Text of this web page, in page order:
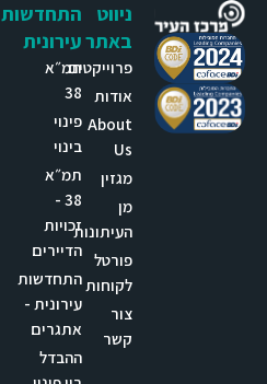
ניווט
באתר
פרוייקטים
אודות
About
Us
מגזין
מן
העיתונות
פורטל
לקוחות
צור
קשר
התחדשות
עירונית
תמ״א
38
פינוי
בינוי
תמ״א
38 -
זכויות
הדיירים
התחדשות
עירונית -
אתגרים
ההבדל